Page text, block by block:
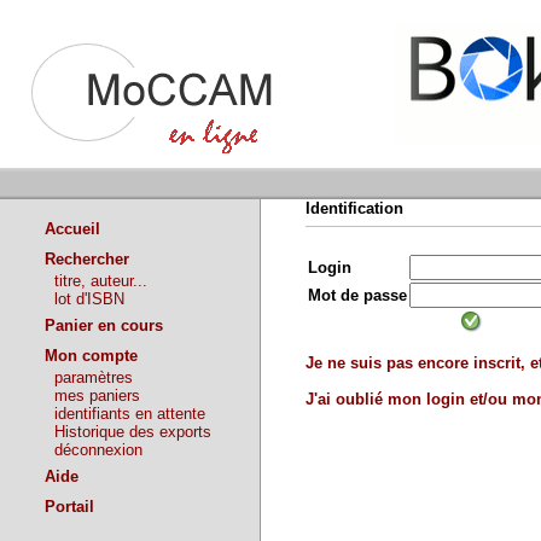
Accueil
Rechercher
titre, auteur...
lot d'ISBN
Panier en cours
Mon compte
paramètres
mes paniers
identifiants en attente
Historique des exports
déconnexion
Aide
Portail
Identification
Login
Mot de passe
Je ne suis pas encore inscrit,
J'ai oublié mon login et/ou